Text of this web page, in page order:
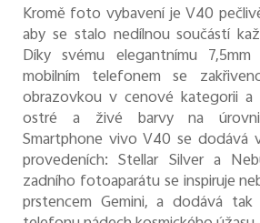
Kromě foto vybavení je V40
aby se stalo nedílnou součástí
Díky svému elegantnímu
mobilním telefonem se
obrazovkou v cenové kategorii a
ostré a živé barvy na
Smartphone vivo V40 se dodává
provedeních: Stellar Silver a
zadního fotoaparátu se inspiruje
prstencem Gemini, a dodává